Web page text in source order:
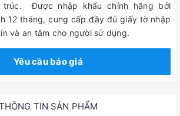
Được nhập khẩu chính hãng bởi
12 tháng, cung cấp đầy đủ giấy tờ nhập
và an tâm cho người sử dụng.
Yêu cầu báo giá
TIN SẢN PHẨM